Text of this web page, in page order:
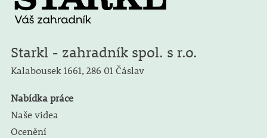
Starkl - zahradník spol. s r.o.
Kalabousek 1661, 286 01 Čáslav
Nabídka práce
Naše videa
Ocenění